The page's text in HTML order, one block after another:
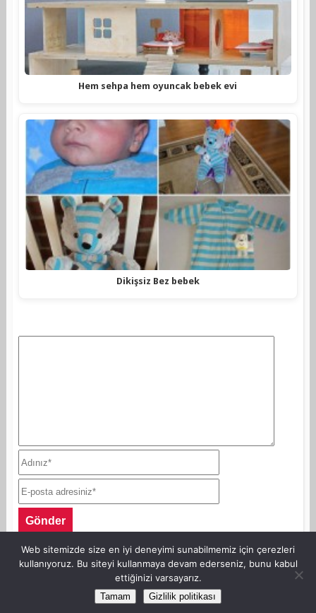
Hem sehpa hem oyuncak bebek evi
Dikişsiz Bez bebek
©Copyright AnneKaz.com 2007. Her hakkı saklıdır.
Site Haritası
Web sitemizde size en iyi deneyimi sunabilmemiz için çerezleri
kullanıyoruz. Bu siteyi kullanmaya devam ederseniz, bunu kabul
ettiğinizi varsayarız.
Tamam Gizlilik politikası